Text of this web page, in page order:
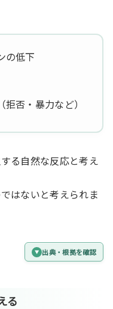
の低下
否・暴力など）
る自然な反応と考え
はないと考えられま
出典・根拠を確認
る